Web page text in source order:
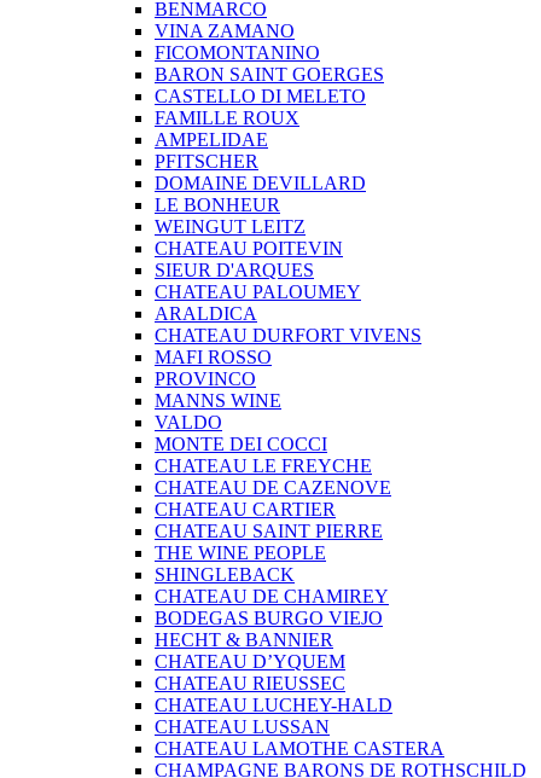
BENMARCO
VINA ZAMANO
FICOMONTANINO
BARON SAINT GOERGES
CASTELLO DI MELETO
FAMILLE ROUX
AMPELIDAE
PFITSCHER
DOMAINE DEVILLARD
LE BONHEUR
WEINGUT LEITZ
CHATEAU POITEVIN
SIEUR D'ARQUES
CHATEAU PALOUMEY
ARALDICA
CHATEAU DURFORT VIVENS
MAFI ROSSO
PROVINCO
MANNS WINE
VALDO
MONTE DEI COCCI
CHATEAU LE FREYCHE
CHATEAU DE CAZENOVE
CHATEAU CARTIER
CHATEAU SAINT PIERRE
THE WINE PEOPLE
SHINGLEBACK
CHATEAU DE CHAMIREY
BODEGAS BURGO VIEJO
HECHT & BANNIER
CHATEAU D’YQUEM
CHATEAU RIEUSSEC
CHATEAU LUCHEY-HALD
CHATEAU LUSSAN
CHATEAU LAMOTHE CASTERA
CHAMPAGNE BARONS DE ROTHSCHILD